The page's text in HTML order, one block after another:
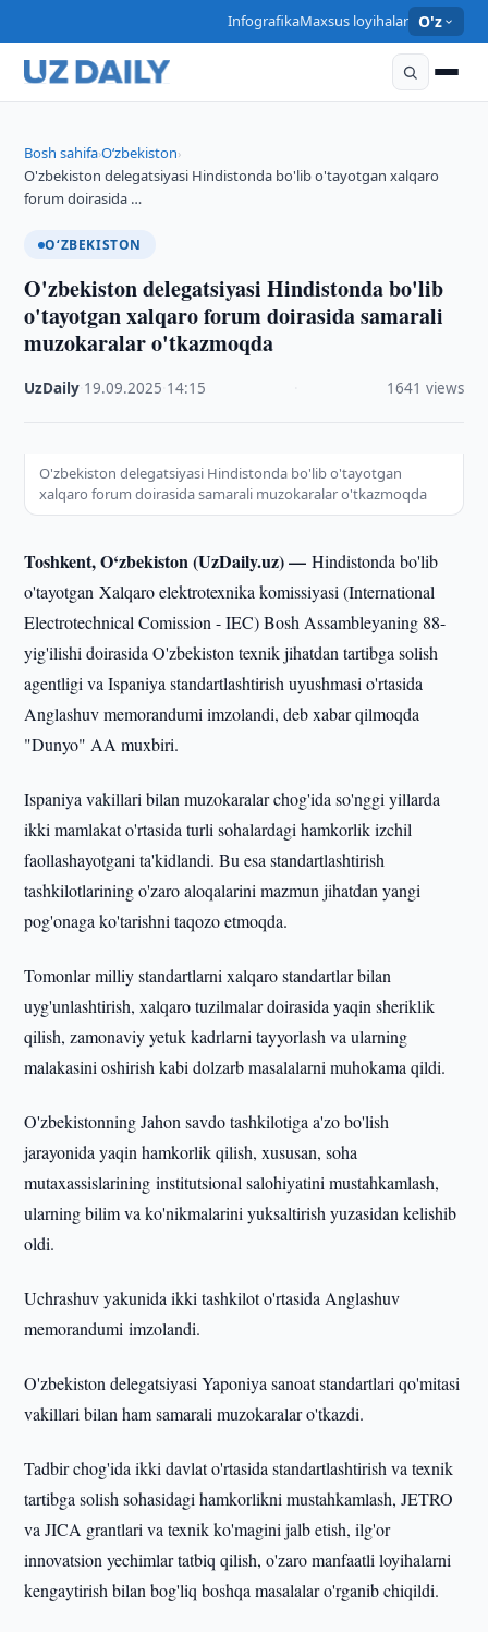
InfografikaMaxsus loyihalar O'z
Bosh sahifa›O‘zbekiston›
O'zbekiston delegatsiyasi Hindistonda bo'lib o'tayotgan xalqaro
forum doirasida …
O‘ZBEKISTON
O'zbekiston delegatsiyasi Hindistonda bo'lib
o'tayotgan xalqaro forum doirasida samarali
muzokaralar o'tkazmoqda
UzDaily 19.09.2025 14:15 1641 views
O'zbekiston delegatsiyasi Hindistonda bo'lib o'tayotgan
xalqaro forum doirasida samarali muzokaralar o'tkazmoqda
Toshkent, O‘zbekiston (UzDaily.uz) —Hindistonda bo'lib
o'tayotgan Xalqaro elektrotexnika komissiyasi (International
Electrotechnical Comission - IEC) Bosh Assambleyaning 88-
yig'ilishi doirasida O'zbekiston texnik jihatdan tartibga solish
agentligi va Ispaniya standartlashtirish uyushmasi o'rtasida
Anglashuv memorandumi imzolandi, deb xabar qilmoqda
"Dunyo" AA muxbiri.
Ispaniya vakillari bilan muzokaralar chog'ida so'nggi yillarda
ikki mamlakat o'rtasida turli sohalardagi hamkorlik izchil
faollashayotgani ta'kidlandi. Bu esa standartlashtirish
tashkilotlarining o'zaro aloqalarini mazmun jihatdan yangi
pog'onaga ko'tarishni taqozo etmoqda.
Tomonlar milliy standartlarni xalqaro standartlar bilan
uyg'unlashtirish, xalqaro tuzilmalar doirasida yaqin sheriklik
qilish, zamonaviy yetuk kadrlarni tayyorlash va ularning
malakasini oshirish kabi dolzarb masalalarni muhokama qildi.
O'zbekistonning Jahon savdo tashkilotiga a'zo bo'lish
jarayonida yaqin hamkorlik qilish, xususan, soha
mutaxassislarining institutsional salohiyatini mustahkamlash,
ularning bilim va ko'nikmalarini yuksaltirish yuzasidan kelishib
oldi.
Uchrashuv yakunida ikki tashkilot o'rtasida Anglashuv
memorandumi imzolandi.
O'zbekiston delegatsiyasi Yaponiya sanoat standartlari qo'mitasi
vakillari bilan ham samarali muzokaralar o'tkazdi.
Tadbir chog'ida ikki davlat o'rtasida standartlashtirish va texnik
tartibga solish sohasidagi hamkorlikni mustahkamlash, JETRO
va JICA grantlari va texnik ko'magini jalb etish, ilg'or
innovatsion yechimlar tatbiq qilish, o'zaro manfaatli loyihalarni
kengaytirish bilan bog'liq boshqa masalalar o'rganib chiqildi.